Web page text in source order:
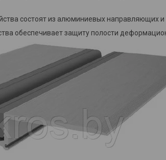
состоят из алюминиевых направляющих и
обеспечивает защиту полости